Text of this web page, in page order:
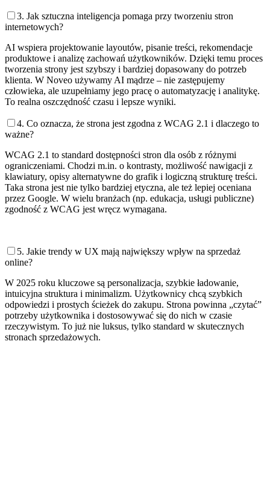
3. Jak sztuczna inteligencja pomaga przy tworzeniu stron
internetowych?
AI wspiera projektowanie layoutów, pisanie treści, rekomendacje
produktowe i analizę zachowań użytkowników. Dzięki temu proces
tworzenia strony jest szybszy i bardziej dopasowany do potrzeb
klienta. W Noveo używamy AI mądrze – nie zastępujemy
człowieka, ale uzupełniamy jego pracę o automatyzację i analitykę.
To realna oszczędność czasu i lepsze wyniki.
4. Co oznacza, że strona jest zgodna z WCAG 2.1 i dlaczego to
ważne?
WCAG 2.1 to standard dostępności stron dla osób z różnymi
ograniczeniami. Chodzi m.in. o kontrasty, możliwość nawigacji z
klawiatury, opisy alternatywne do grafik i logiczną strukturę treści.
Taka strona jest nie tylko bardziej etyczna, ale też lepiej oceniana
przez Google. W wielu branżach (np. edukacja, usługi publiczne)
zgodność z WCAG jest wręcz wymagana.
5. Jakie trendy w UX mają największy wpływ na sprzedaż
online?
W 2025 roku kluczowe są personalizacja, szybkie ładowanie,
intuicyjna struktura i minimalizm. Użytkownicy chcą szybkich
odpowiedzi i prostych ścieżek do zakupu. Strona powinna „czytać”
potrzeby użytkownika i dostosowywać się do nich w czasie
rzeczywistym. To już nie luksus, tylko standard w skutecznych
stronach sprzedażowych.